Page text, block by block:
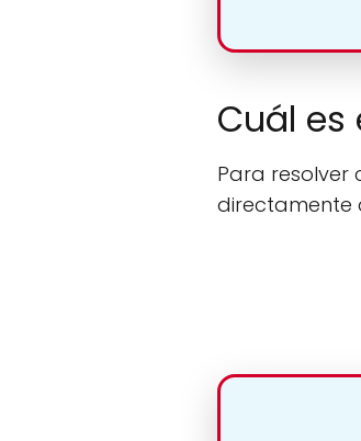
Cuál es
Para resolver
directamente